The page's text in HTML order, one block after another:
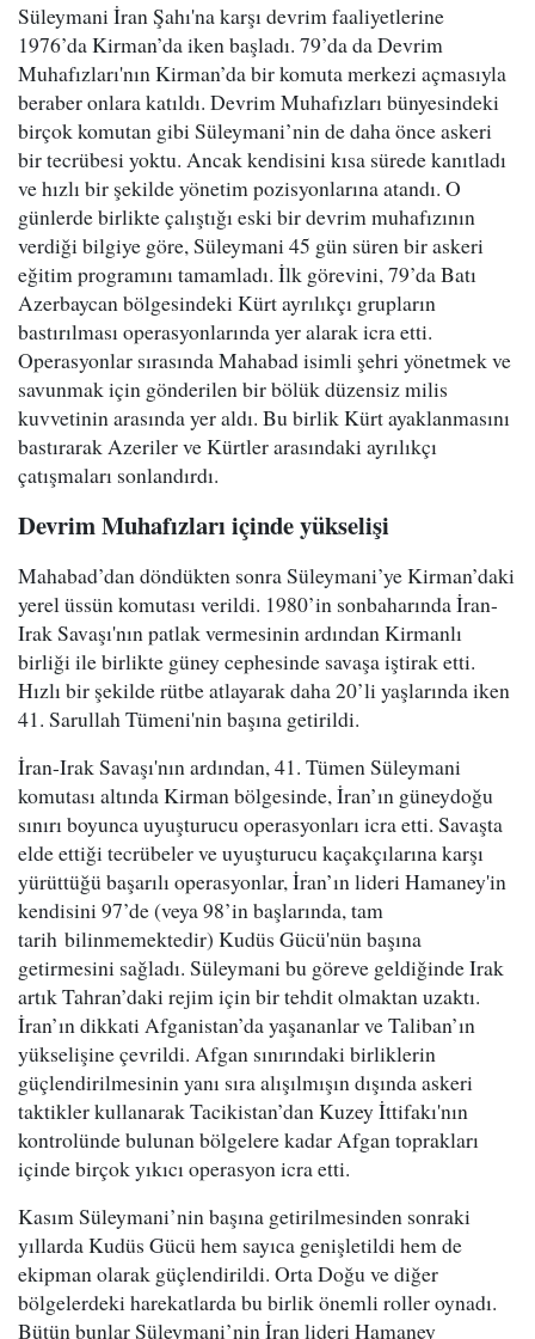
Süleymani İran Şahı'na karşı devrim faaliyetlerine
1976’da Kirman’da iken başladı. 79’da da Devrim
Muhafızları'nın Kirman’da bir komuta merkezi açmasıyla
beraber onlara katıldı. Devrim Muhafızları bünyesindeki
birçok komutan gibi Süleymani’nin de daha önce askeri
bir tecrübesi yoktu. Ancak kendisini kısa sürede kanıtladı
ve hızlı bir şekilde yönetim pozisyonlarına atandı. O
günlerde birlikte çalıştığı eski bir devrim muhafızının
verdiği bilgiye göre, Süleymani 45 gün süren bir askeri
eğitim programını tamamladı. İlk görevini, 79’da Batı
Azerbaycan bölgesindeki Kürt ayrılıkçı grupların
bastırılması operasyonlarında yer alarak icra etti.
Operasyonlar sırasında Mahabad isimli şehri yönetmek ve
savunmak için gönderilen bir bölük düzensiz milis
kuvvetinin arasında yer aldı. Bu birlik Kürt ayaklanmasını
bastırarak Azeriler ve Kürtler arasındaki ayrılıkçı
çatışmaları sonlandırdı.
Devrim Muhafızları içinde yükselişi
Mahabad’dan döndükten sonra Süleymani’ye Kirman’daki
yerel üssün komutası verildi. 1980’in sonbaharında İran-
Irak Savaşı'nın patlak vermesinin ardından Kirmanlı
birliği ile birlikte güney cephesinde savaşa iştirak etti.
Hızlı bir şekilde rütbe atlayarak daha 20’li yaşlarında iken
41. Sarullah Tümeni'nin başına getirildi.
İran-Irak Savaşı'nın ardından, 41. Tümen Süleymani
komutası altında Kirman bölgesinde, İran’ın güneydoğu
sınırı boyunca uyuşturucu operasyonları icra etti. Savaşta
elde ettiği tecrübeler ve uyuşturucu kaçakçılarına karşı
yürüttüğü başarılı operasyonlar, İran’ın lideri Hamaney'in
kendisini 97’de (veya 98’in başlarında, tam
tarih bilinmemektedir) Kudüs Gücü'nün başına
getirmesini sağladı. Süleymani bu göreve geldiğinde Irak
artık Tahran’daki rejim için bir tehdit olmaktan uzaktı.
İran’ın dikkati Afganistan’da yaşananlar ve Taliban’ın
yükselişine çevrildi. Afgan sınırındaki birliklerin
güçlendirilmesinin yanı sıra alışılmışın dışında askeri
taktikler kullanarak Tacikistan’dan Kuzey İttifakı'nın
kontrolünde bulunan bölgelere kadar Afgan toprakları
içinde birçok yıkıcı operasyon icra etti.
Kasım Süleymani’nin başına getirilmesinden sonraki
yıllarda Kudüs Gücü hem sayıca genişletildi hem de
ekipman olarak güçlendirildi. Orta Doğu ve diğer
bölgelerdeki harekatlarda bu birlik önemli roller oynadı.
Bütün bunlar Süleymani’nin İran lideri Hamaney